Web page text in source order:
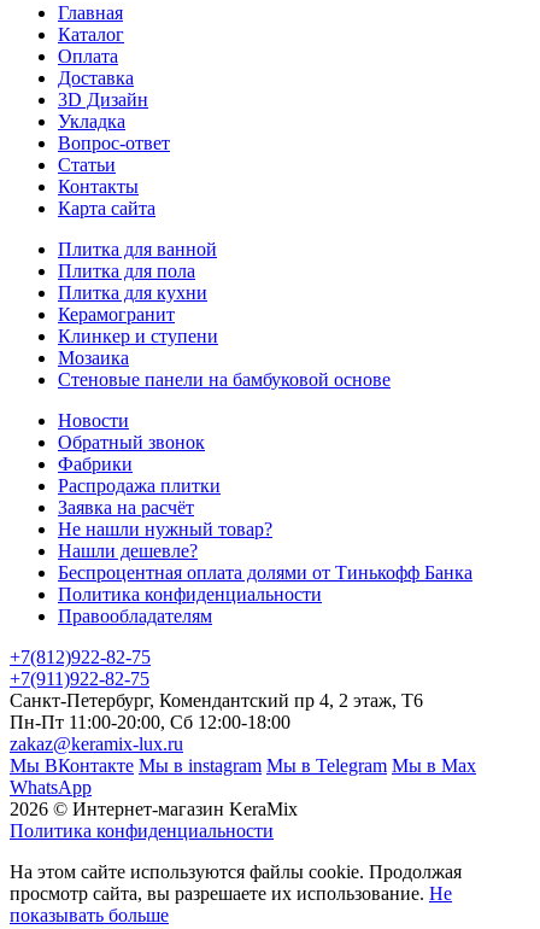
Главная
Каталог
Оплата
Доставка
3D Дизайн
Укладка
Вопрос-ответ
Статьи
Контакты
Карта сайта
Плитка для ванной
Плитка для пола
Плитка для кухни
Керамогранит
Клинкер и ступени
Мозаика
Стеновые панели на бамбуковой основе
Новости
Обратный звонок
Фабрики
Распродажа плитки
Заявка на расчёт
Не нашли нужный товар?
Нашли дешевле?
Беспроцентная оплата долями от Тинькофф Банка
Политика конфиденциальности
Правообладателям
+7(812)922-82-75
+7(911)922-82-75
Санкт-Петербург, Комендантский пр 4, 2 этаж, Т6
Пн-Пт 11:00-20:00, Сб 12:00-18:00
zakaz@keramix-lux.ru
Мы ВКонтакте Мы в instagram Мы в Telegram Мы в Max
WhatsApp
2026 © Интернет-магазин KeraMix
Политика конфиденциальности
На этом сайте используются файлы cookie. Продолжая
просмотр сайта, вы разрешаете их использование. Не
показывать больше